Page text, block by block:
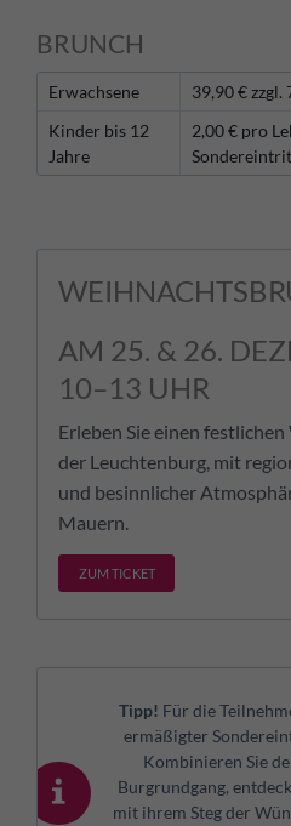
BRUNCH
Erwachsene
39,90 €
Kinder bis 12
Jahre
2,00 € pro
AM 25. & 26.
10–13 UHR
Erleben Sie einen
der Leuchtenburg, mit
und besinnlicher
Mauern.
ZUM TICKET
Tipp! Für die
ermäßigter
Kombinieren Sie
Burgrundgang,
mit ihrem Steg der